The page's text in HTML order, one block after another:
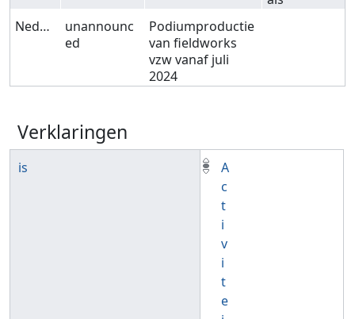
Nederlands
unannounc
ed
Podiumproductie
van fieldworks
vzw vanaf juli
2024
Verklaringen
is
A
c
t
i
v
i
t
e